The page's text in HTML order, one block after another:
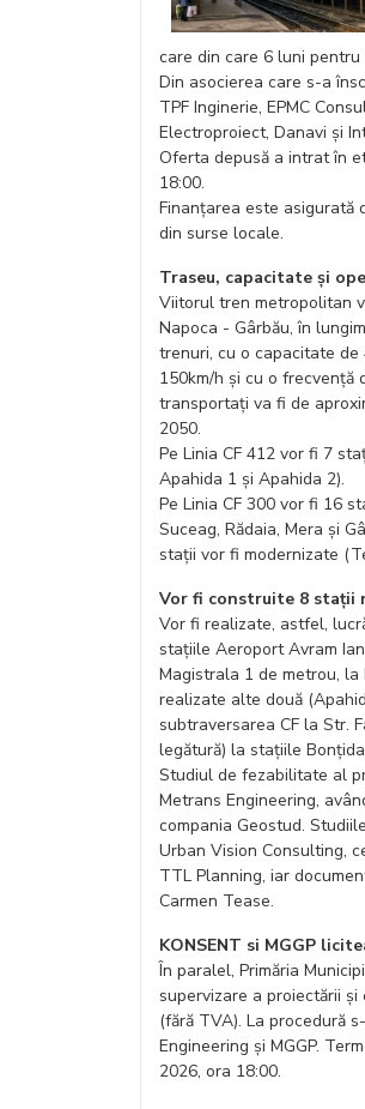
care din care 6 luni
Din asocierea care s-a
TPF Inginerie, EPMC
Electroproiect, Danavi și
Oferta depusă a intrat în
18:00.
Finanțarea este asigurată
din surse locale.
Traseu, capacitate și
Viitorul tren metropolitan
Napoca - Gârbău, în
trenuri, cu o capacitate
150km/h și cu o frecvență
transportați va fi de
2050.
Pe Linia CF 412 vor fi 7
Apahida 1 și Apahida 2).
Pe Linia CF 300 vor fi 16
Suceag, Rădaia, Mera și
stații vor fi modernizate
Vor fi construite 8 stații
Vor fi realizate, astfel,
stațiile Aeroport Avram
Magistrala 1 de metrou, la
realizate alte două
subtraversarea CF la Str.
legătură) la stațiile
Studiul de fezabilitate al
Metrans Engineering,
compania Geostud.
Urban Vision Consulting,
TTL Planning, iar
Carmen Tease.
KONSENT si MGGP
În paralel, Primăria
supervizare a proiectării
(fără TVA). La procedură
Engineering și MGGP.
2026, ora 18:00.